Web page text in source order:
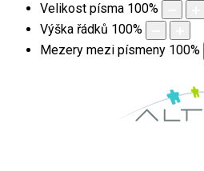
Velikost písma 100%
Výška řádků 100%
Mezery mezi písmeny 100%